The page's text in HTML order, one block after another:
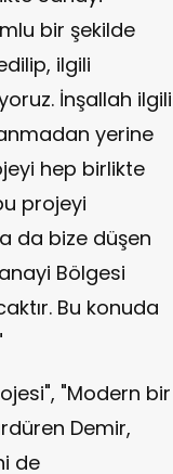
bir şekilde
ilgili
İnşallah ilgili
yerine
hep birlikte
projeyi
da bize düşen
Bölgesi
Bu konuda
"Modern bir
Demir,
de